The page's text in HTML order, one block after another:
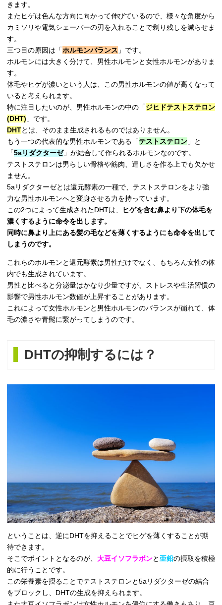
きます。
またヒゲは色んな方向に向かって伸びているので、様々な角度から
カミソリや電気シェーバーの刃を入れることで剃り残しを減らせま
す。
三つ目の原因は「ホルモンバランス 」です。
ホルモンには大きく分けて、男性ホルモンと女性ホルモンがありま
す。
体毛やヒゲが濃いという人は、この男性ホルモンの値が高くなって
いると考えられます。
特に注目したいのが、男性ホルモンの中の「ジヒドテストステロン
(DHT) 」です。
DHTとは、そのまま生成されるものではありません。
もう一つの代表的な男性ホルモンである「テストステロン 」と
「5aリダクターゼ」が結合して作られるホルモンなのです。
テストステロンは男らしい骨格や筋肉、逞しさを作る上でも欠かせ
ません。
5aリダクターゼとは還元酵素の一種で、テストステロンをより強
力な男性ホルモンへと変身させる力を持っています。
この2つによって生成されたDHTは、
ヒゲを含む鼻より下の体毛を
濃くするように命令を出します。
同時に鼻より上にある髪の毛などを薄くするようにも命令を出して
しまうのです。
これらのホルモンと還元酵素は男性だけでなく、もちろん女性の体
内でも生成されています。
男性と比べると分泌量はかなり少量ですが、ストレスや生活習慣の
影響で男性ホルモン数値が上昇することがあります。
これによって女性ホルモンと男性ホルモンのバランスが崩れて、体
毛の濃さや青髭に繋がってしまうのです。
DHTの抑制するには？
ということは、逆にDHTを抑えることでヒゲを薄くすることが期
待できます。
そこでポイントとなるのが、 大豆イソフラボンと 亜鉛の摂取を積極
的に行うことです。
この栄養素を摂ることでテストステロンと5aリダクターゼの結合
をブロックし、DHTの生成を抑えられます。